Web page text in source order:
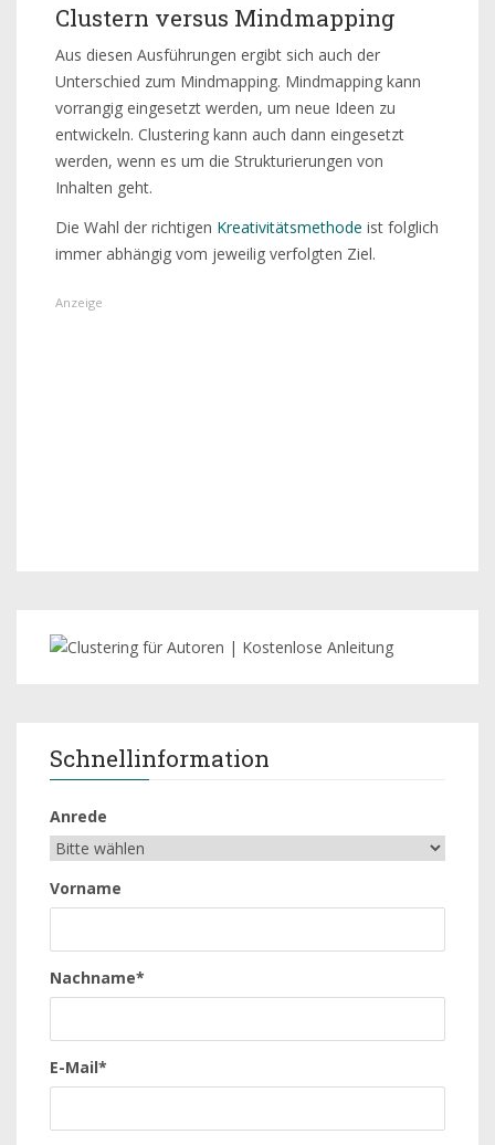
Clustern versus Mindmapping
Aus diesen Ausführungen ergibt sich auch der
Unterschied zum Mindmapping. Mindmapping kann
vorrangig eingesetzt werden, um neue Ideen zu
entwickeln. Clustering kann auch dann eingesetzt
werden, wenn es um die Strukturierungen von
Inhalten geht.
Die Wahl der richtigen Kreativitätsmethode ist folglich
immer abhängig vom jeweilig verfolgten Ziel.
Schnellinformation
Anrede
Vorname
Nachname*
E-Mail*